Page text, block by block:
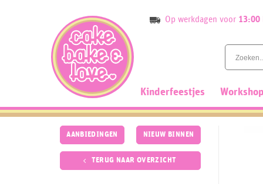
Op werkdagen voor 13:00
Kinderfeestjes
AANBIEDINGEN NIEUW BINNEN
TERUG NAAR OVERZICHT